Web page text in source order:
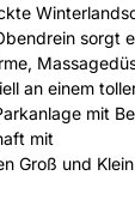
sorgt
an einem
mit
mit
Groß und